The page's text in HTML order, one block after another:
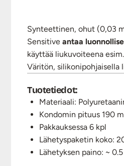
Synteettinen, ohut (0,03
Sensitive antaa
käyttää liukuvoiteena
Väritön, silikonipohjaisella
Tuotetiedot:
Materiaali:
Kondomin pituus 190
Pakkauksessa 6 kpl
Lähetyspaketin koko:
Lähetyksen paino: ~